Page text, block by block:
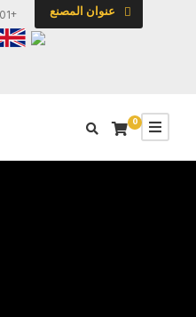
عنوان المصنع +989148654201
0